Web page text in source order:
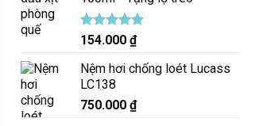
Được xếp
5.00
5 sao
154.000 ₫
Nệm hơi chống loét Lucass
LC138
750.000 ₫